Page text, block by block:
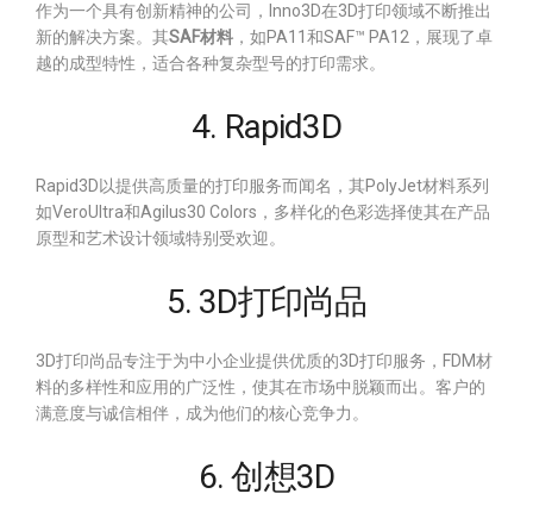
作为一个具有创新精神的公司，Inno3D在3D打印领域不断推出
新的解决方案。其SAF材料 ，如PA11和SAF™ PA12，展现了卓
越的成型特性，适合各种复杂型号的打印需求。
4. Rapid3D
Rapid3D以提供高质量的打印服务而闻名，其PolyJet材料系列
如VeroUltra和Agilus30 Colors，多样化的色彩选择使其在产品
原型和艺术设计领域特别受欢迎。
5. 3D打印尚品
3D打印尚品专注于为中小企业提供优质的3D打印服务，FDM材
料的多样性和应用的广泛性，使其在市场中脱颖而出。客户的
满意度与诚信相伴，成为他们的核心竞争力。
6. 创想3D